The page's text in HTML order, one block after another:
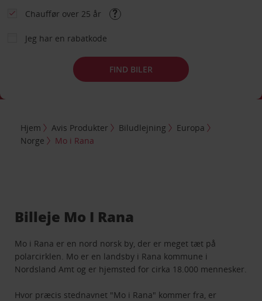
Chauffør over 25 år
Jeg har en rabatkode
FIND BILER
Hjem Avis Produkter Biludlejning
Europa
Norge
Mo i Rana
Billeje Mo I Rana
Mo i Rana er en nord norsk by, der er meget tæt på
polarcirklen. Mo er en landsby i Rana kommune i
Nordsland Amt og er hjemsted for cirka 18.000 mennesker.
Hvor præcis stednavnet "Mo i Rana" kommer fra, er